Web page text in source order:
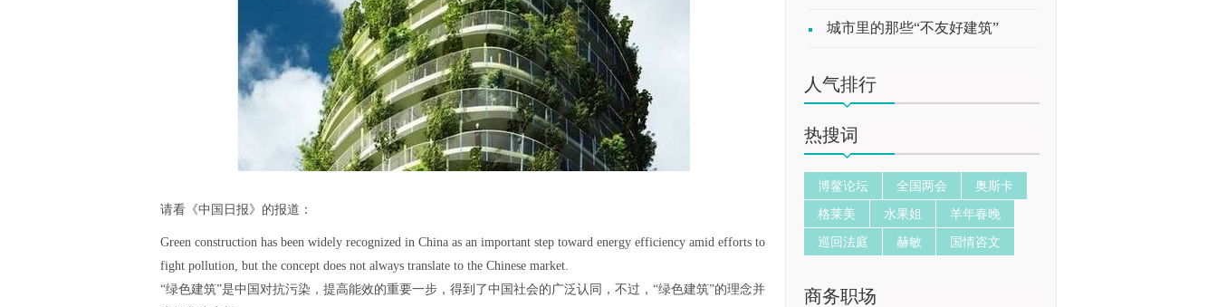
请看《中国日报》的报道：
Green construction has been widely recognized in China as an important step toward energy efficiency amid efforts to
fight pollution, but the concept does not always translate to the Chinese market.
“绿色建筑”是中国对抗污染，提高能效的重要一步，得到了中国社会的广泛认同，不过，“绿色建筑”的理念并
城市里的那些“不友好建筑”
人气排行
热搜词
博鳌论坛 全国两会
奥斯卡
格莱美
水果姐
羊年春晚
巡回法庭
赫敏 国情咨文
商务职场